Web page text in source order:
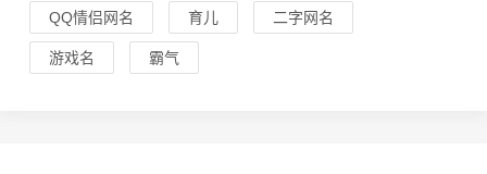
QQ情侣网名 育儿 二字网名
游戏名 霸气